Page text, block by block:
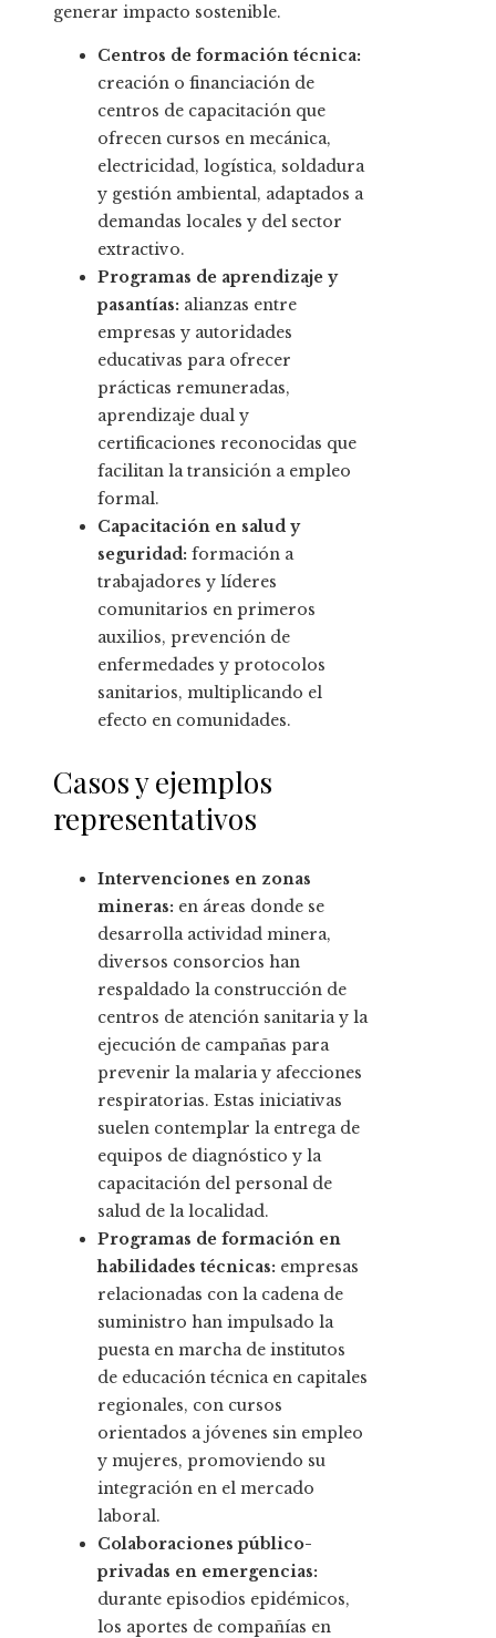
generar impacto sostenible.
Centros de formación técnica:
creación o financiación de
centros de capacitación que
ofrecen cursos en mecánica,
electricidad, logística, soldadura
y gestión ambiental, adaptados a
demandas locales y del sector
extractivo.
Programas de aprendizaje y
pasantías: alianzas entre
empresas y autoridades
educativas para ofrecer
prácticas remuneradas,
aprendizaje dual y
certificaciones reconocidas que
facilitan la transición a empleo
formal.
Capacitación en salud y
seguridad: formación a
trabajadores y líderes
comunitarios en primeros
auxilios, prevención de
enfermedades y protocolos
sanitarios, multiplicando el
efecto en comunidades.
Casos y ejemplos
representativos
Intervenciones en zonas
mineras: en áreas donde se
desarrolla actividad minera,
diversos consorcios han
respaldado la construcción de
centros de atención sanitaria y la
ejecución de campañas para
prevenir la malaria y afecciones
respiratorias. Estas iniciativas
suelen contemplar la entrega de
equipos de diagnóstico y la
capacitación del personal de
salud de la localidad.
Programas de formación en
habilidades técnicas: empresas
relacionadas con la cadena de
suministro han impulsado la
puesta en marcha de institutos
de educación técnica en capitales
regionales, con cursos
orientados a jóvenes sin empleo
y mujeres, promoviendo su
integración en el mercado
laboral.
Colaboraciones público-
privadas en emergencias:
durante episodios epidémicos,
los aportes de compañías en